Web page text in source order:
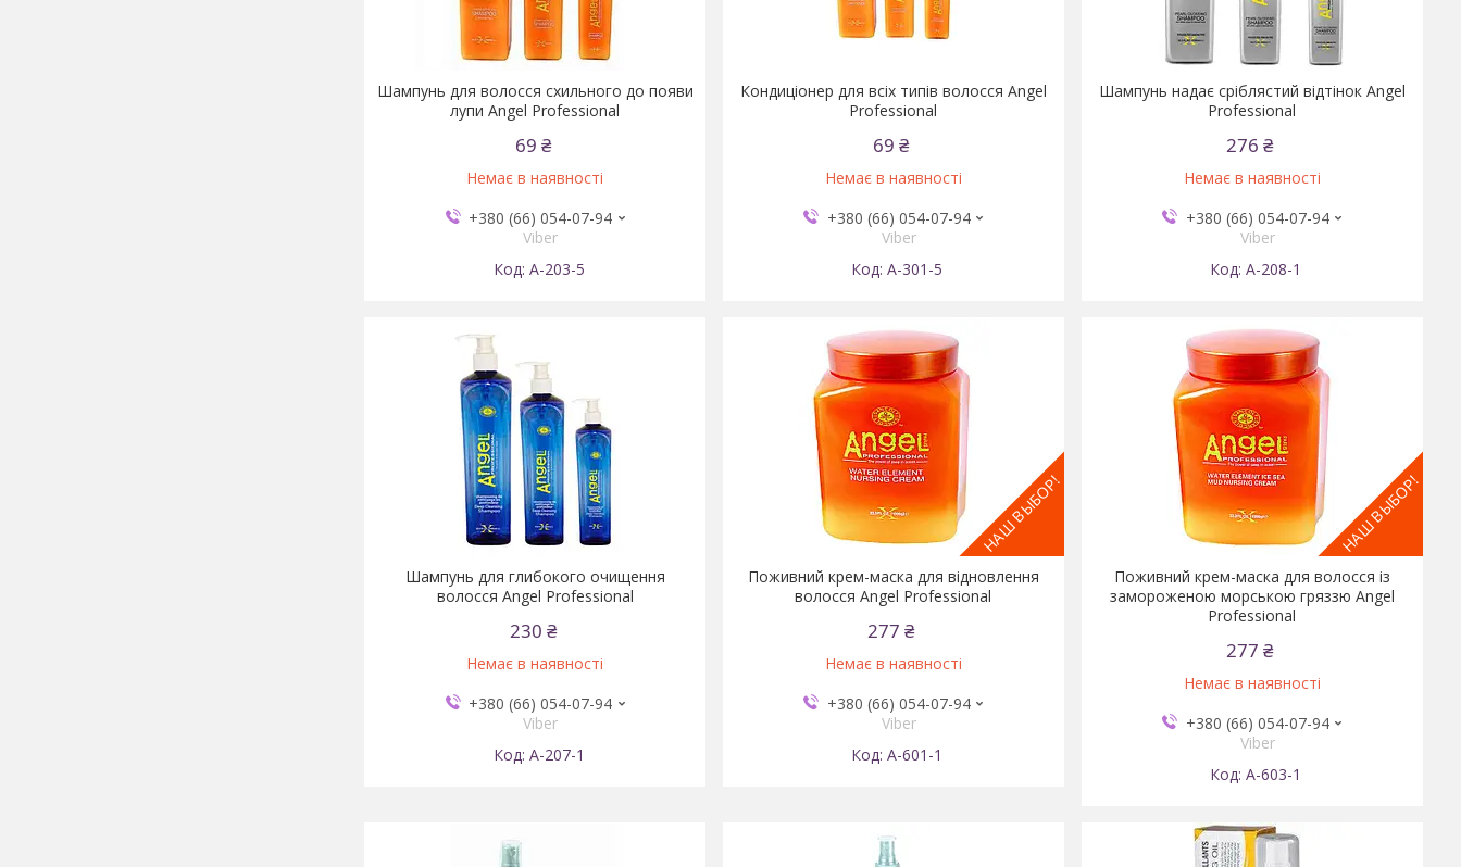
Шампунь для волосся схильного до появи
лупи Angel Professional
69 ₴
Немає в наявності
+380 (66) 054-07-94
Viber
А-203-5
Кондиціонер для всіх типів волосся Angel
Professional
69 ₴
Немає в наявності
+380 (66) 054-07-94
Viber
А-301-5
Шампунь надає сріблястий відтінок Angel
Professional
276 ₴
Немає в наявності
+380 (66) 054-07-94
Viber
А-208-1
Шампунь для глибокого очищення
волосся Angel Professional
230 ₴
Немає в наявності
+380 (66) 054-07-94
Viber
А-207-1
НАШ ВЫБОР!
Поживний крем-маска для відновлення
волосся Angel Professional
277 ₴
Немає в наявності
+380 (66) 054-07-94
Viber
А-601-1
НАШ ВЫБОР!
Поживний крем-маска для волосся із
замороженою морською гряззю Angel
Professional
277 ₴
Немає в наявності
+380 (66) 054-07-94
Viber
А-603-1